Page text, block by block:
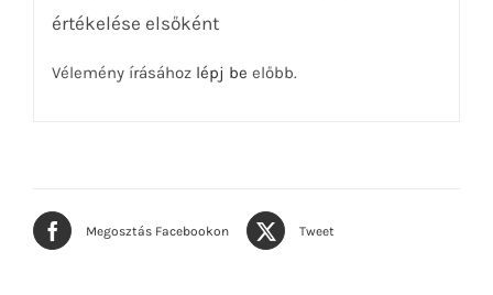
értékelése elsőként
Vélemény írásához lépj be előbb.
Megosztás Facebookon Tweet